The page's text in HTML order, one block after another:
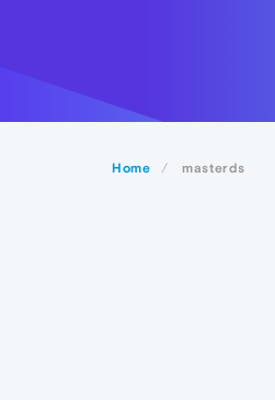
Home masterds